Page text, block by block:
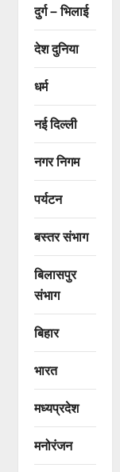
दुर्ग – भिलाई
देश दुनिया
धर्म
नई दिल्ली
नगर निगम
पर्यटन
बस्तर संभाग
बिलासपुर
संभाग
बिहार
भारत
मध्यप्रदेश
मनोरंजन